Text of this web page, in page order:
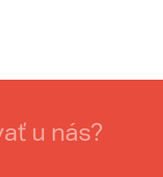
u nás?